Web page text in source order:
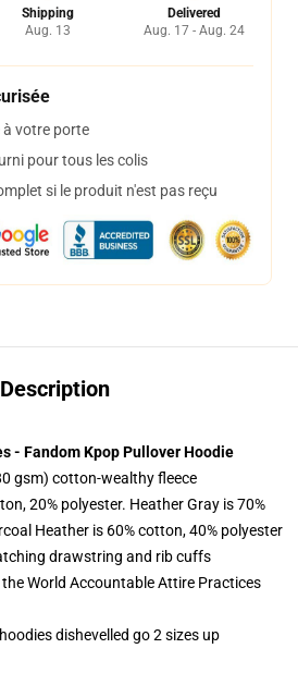
Shipping
Aug. 13
Delivered
Aug. 17 - Aug. 24
votre porte
pour tous les colis
si le produit n'est pas reçu
Description
- Fandom Kpop Pullover Hoodie
gsm) cotton-wealthy fleece
20% polyester. Heather Gray is 70%
Heather is 60% cotton, 40% polyester
drawstring and rib cuffs
World Accountable Attire Practices
dishevelled go 2 sizes up